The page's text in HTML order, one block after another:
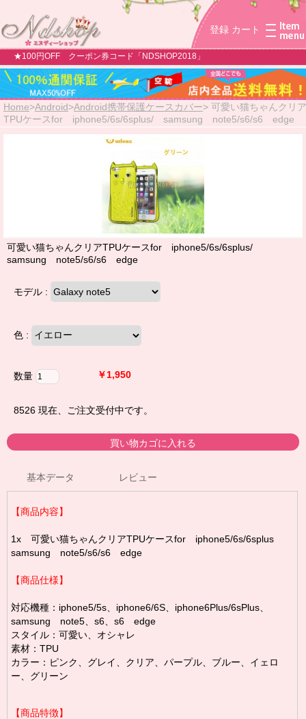
登録 カート
★100円OFF クーポン券コード「NDSHOP2018」
Home>Android>Android携帯保護ケースカバー> 可愛い猫ちゃんクリア
TPUケースfor iphone5/6s/6splus/ samsung note5/s6/s6 edge
可愛い猫ちゃんクリアTPUケースfor iphone5/6s/6splus/
samsung note5/s6/s6 edge
モデル :
色 :
数量 ￥1,950
8526 現在、ご注文受付中です。
基本データ レビュー
【商品内容】
1x 可愛い猫ちゃんクリアTPUケースfor iphone5/6s/6splus
samsung note5/s6/s6 edge
【商品仕様】
対応機種：iphone5/5s、iphone6/6S、iphone6Plus/6sPlus、
samsung note5、s6、s6 edge
スタイル：可愛い、オシャレ
素材：TPU
カラー：ピンク、グレイ、クリア、パープル、ブルー、イェロ
ー、グリーン
【商品特徴】